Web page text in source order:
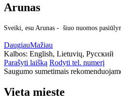
Arunas
Sveiki, esu Arunas - šiuo nuomos
DaugiauMažiau
Kalbos: English, Lietuvių, Русский
Parašyti laišką Rodyti tel. numerį
Saugumo sumetimais
Vieta mieste